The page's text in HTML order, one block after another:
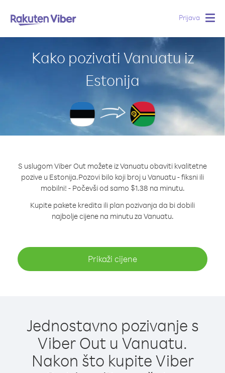
Prijava
Kako pozivati Vanuatu iz
Estonija
S uslugom Viber Out možete iz Vanuatu obaviti kvalitetne
pozive u Estonija.Pozovi bilo koji broj u Vanuatu - fiksni ili
mobilni! - Počevši od samo $1.38 na minutu.
Kupite pakete kredita ili plan pozivanja da bi dobili
najbolje cijene na minutu za Vanuatu.
Prikaži cijene
Jednostavno pozivanje s
Viber Out u Vanuatu.
Nakon što kupite Viber